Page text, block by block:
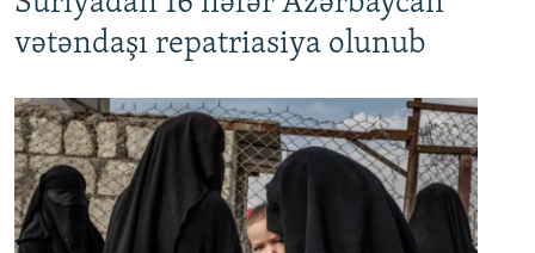
vətəndaşı repatriasiya olunub